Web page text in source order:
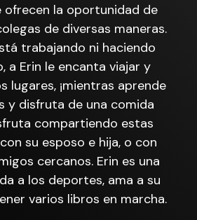
ofrecen la oportunidad de
de diversas maneras.
trabajando ni haciendo
a Erin le encanta viajar y
lugares, ¡mientras aprende
y disfruta de una comida
compartiendo estas
su esposo e hija, o con
cercanos. Erin es una
a los deportes, ama a su
varios libros en marcha.